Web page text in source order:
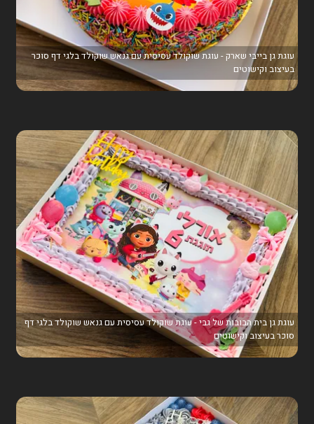
עוגת גן בייבי שארק - עוגת שוקולד עסיסית עם גנאש שוקולד בלגי דף סוכר
בעיצוב וקישוטים
עוגת גן בית הבובות של גבי - עוגת שוקולד עסיסית עם גנאש שוקולד בלגי דף
סוכר בעיצוב וקישוטים